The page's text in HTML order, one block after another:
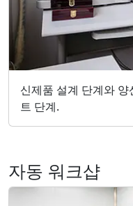
신제품 설계 단계와
트 단계.
자동 워크샵